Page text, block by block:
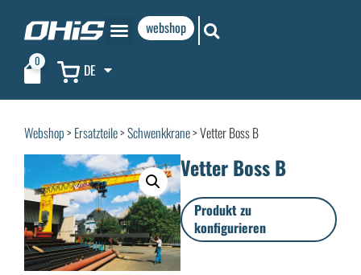
webshop
0 DE
Webshop> Ersatzteile>Schwenkkrane> Vetter Boss B
Vetter Boss B
Produkt zu
konfigurieren